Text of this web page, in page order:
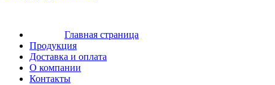
Главная страница
Продукция
Доставка и оплата
О компании
Контакты